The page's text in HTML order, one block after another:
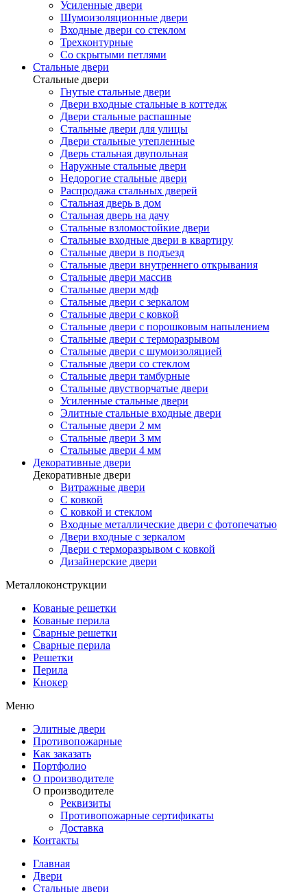
Усиленные двери
Шумоизоляционные двери
Входные двери со стеклом
Трехконтурные
Со скрытыми петлями
Стальные двери
Стальные двери
Гнутые стальные двери
Двери входные стальные в коттедж
Двери стальные распашные
Стальные двери для улицы
Двери стальные утепленные
Дверь стальная двупольная
Наружные стальные двери
Недорогие стальные двери
Распродажа стальных дверей
Стальная дверь в дом
Стальная дверь на дачу
Стальные взломостойкие двери
Стальные входные двери в квартиру
Стальные двери в подъезд
Стальные двери внутреннего открывания
Стальные двери массив
Стальные двери мдф
Стальные двери с зеркалом
Стальные двери с ковкой
Стальные двери с порошковым напылением
Стальные двери с терморазрывом
Стальные двери с шумоизоляцией
Стальные двери со стеклом
Стальные двери тамбурные
Стальные двустворчатые двери
Усиленные стальные двери
Элитные стальные входные двери
Стальные двери 2 мм
Стальные двери 3 мм
Стальные двери 4 мм
Декоративные двери
Декоративные двери
Витражные двери
С ковкой
С ковкой и стеклом
Входные металлические двери с фотопечатью
Двери входные с зеркалом
Двери с терморазрывом с ковкой
Дизайнерские двери
Металлоконструкции
Кованые решетки
Кованые перила
Сварные решетки
Сварные перила
Решетки
Перила
Кнокер
Меню
Элитные двери
Противопожарные
Как заказать
Портфолио
О производителе
О производителе
Реквизиты
Противопожарные сертификаты
Доставка
Контакты
Главная
Двери
Стальные двери